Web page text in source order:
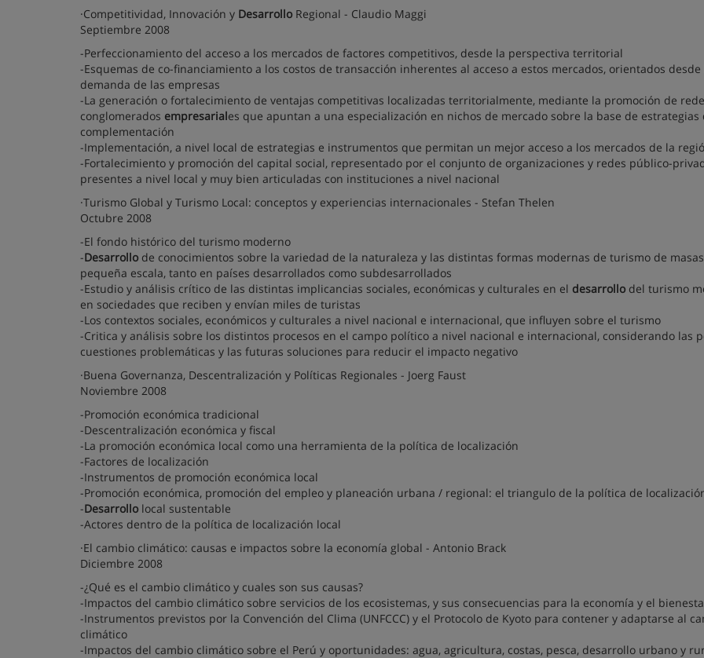
·Competitividad, Innovación y Desarrollo Regional - Claudio Maggi
Septiembre 2008
-Perfeccionamiento del acceso a los mercados de factores competitivos, desde la perspectiva territorial
-Esquemas de co-financiamiento a los costos de transacción inherentes al acceso a estos mercados, orientados desde
demanda de las empresas
-La generación o fortalecimiento de ventajas competitivas localizadas territorialmente, mediante la promoción de
conglomerados empresariales que apuntan a una especialización en nichos de mercado sobre la base de estrategias
complementación
-Implementación, a nivel local de estrategias e instrumentos que permitan un mejor acceso a los mercados de la
-Fortalecimiento y promoción del capital social, representado por el conjunto de organizaciones y redes público-
presentes a nivel local y muy bien articuladas con instituciones a nivel nacional
·Turismo Global y Turismo Local: conceptos y experiencias internacionales - Stefan Thelen
Octubre 2008
-El fondo histórico del turismo moderno
-Desarrollo de conocimientos sobre la variedad de la naturaleza y las distintas formas modernas de turismo de
pequeña escala, tanto en países desarrollados como subdesarrollados
-Estudio y análisis crítico de las distintas implicancias sociales, económicas y culturales en el desarrollo del turismo
en sociedades que reciben y envían miles de turistas
-Los contextos sociales, económicos y culturales a nivel nacional e internacional, que influyen sobre el turismo
-Critica y análisis sobre los distintos procesos en el campo político a nivel nacional e internacional, considerando las
cuestiones problemáticas y las futuras soluciones para reducir el impacto negativo
·Buena Governanza, Descentralización y Políticas Regionales - Joerg Faust
Noviembre 2008
-Promoción económica tradicional
-Descentralización económica y fiscal
-La promoción económica local como una herramienta de la política de localización
-Factores de localización
-Instrumentos de promoción económica local
-Promoción económica, promoción del empleo y planeación urbana / regional: el triangulo de la política de
-Desarrollo local sustentable
-Actores dentro de la política de localización local
·El cambio climático: causas e impactos sobre la economía global - Antonio Brack
Diciembre 2008
-¿Qué es el cambio climático y cuales son sus causas?
-Impactos del cambio climático sobre servicios de los ecosistemas, y sus consecuencias para la economía y el
-Instrumentos previstos por la Convención del Clima (UNFCCC) y el Protocolo de Kyoto para contener y adaptarse al
climático
-Impactos del cambio climático sobre el Perú y oportunidades: agua, agricultura, costas, pesca, desarrollo urbano y